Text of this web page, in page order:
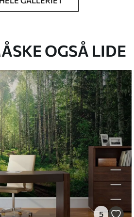
i identiske
OGSÅ LIDE
5